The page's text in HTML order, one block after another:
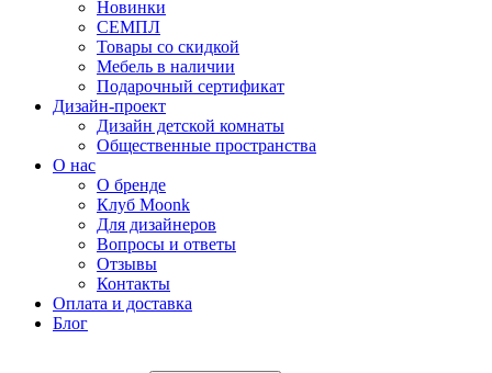
Новинки
СЕМПЛ
Товары со скидкой
Мебель в наличии
Подарочный сертификат
Дизайн-проект
Дизайн детской комнаты
Общественные пространства
О нас
О бренде
Клуб Moonk
Для дизайнеров
Вопросы и ответы
Отзывы
Контакты
Оплата и доставка
Блог